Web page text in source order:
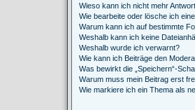
Wieso kann ich nicht mehr
Wie bearbeite oder lösche ich
Warum kann ich auf bestimmte
Weshalb kann ich keine
Weshalb wurde ich verwarnt?
Wie kann ich Beiträge den
Was bewirkt die „Speichern“-
Warum muss mein Beitrag erst
Wie markiere ich ein Thema als